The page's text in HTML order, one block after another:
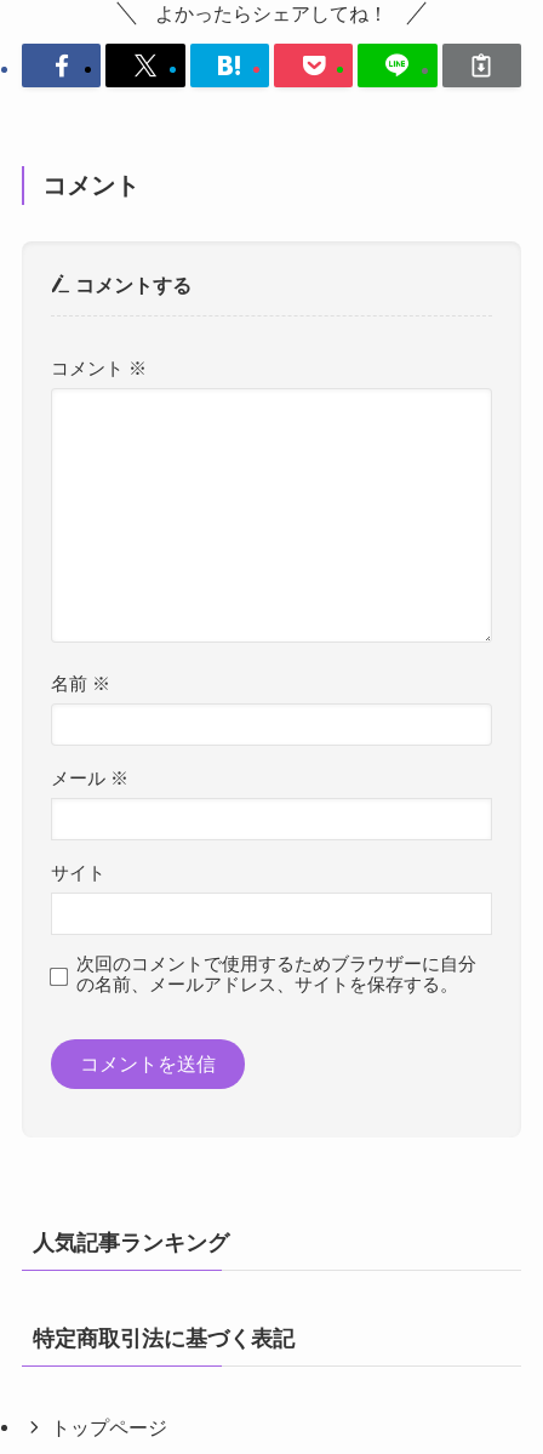
よかったらシェアしてね！
コメント
コメントする
コメント ※
名前 ※
メール ※
サイト
次回のコメントで使用するためブラウザーに自分
の名前、メールアドレス、サイトを保存する。
人気記事ランキング
特定商取引法に基づく表記
トップページ